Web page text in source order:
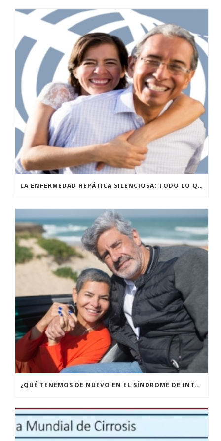
LA ENFERMEDAD HEPÁTICA SILENCIOSA: TODO LO QUE DEBES SABER SOBRE LA ESTEATOSIS HEPÁTICA
¿QUÉ TENEMOS DE NUEVO EN EL SÍNDROME DE INTESTINO IRRITABLE?